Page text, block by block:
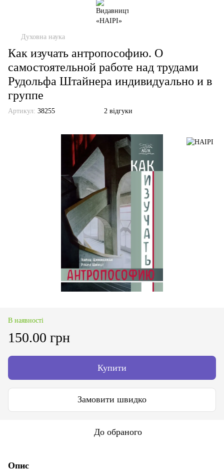
Духовна наука
Как изучать антропософию. О
самостоятельной работе над трудами
Рудольфа Штайнера индивидуально и в
группе
Артикул: 38255 2 відгуки
В наявності
150.00 грн
Купити
Замовити швидко
До обраного
Опис